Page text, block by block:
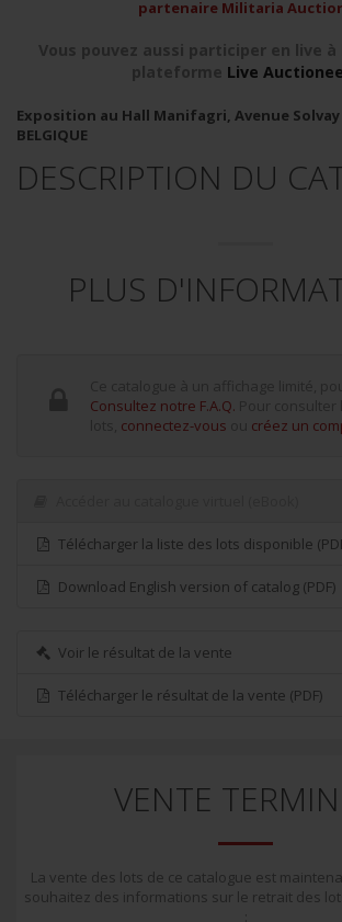
partenaire Militaria
Vous pouvez aussi participer en live
plateforme Live
Exposition au Hall Manifagri, Avenue Solvay
BELGIQUE
DESCRIPTION DU
PLUS
Consultez notre F.A.Q.
connectez-vous créez un
Télécharger la liste des lots disponible
Download English version of catalog (PDF)
Voir le résultat de la vente
Télécharger le résultat de la vente (PDF)
VENTE
La vente des lots de ce catalogue est
souhaitez des informations sur le retrait des